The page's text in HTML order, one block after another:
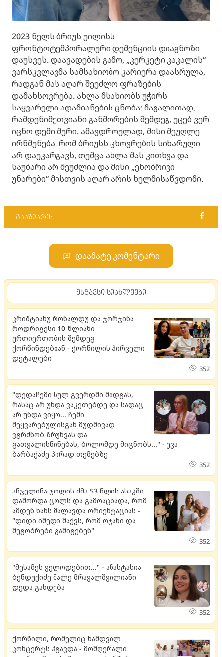
2023 წელს ბრიუს უილისს
ფრონტოტემპორალური დემენციის დიაგნოზი
დაუსვეს. დაავადების გამო, „კერკეტი კაკალის“
ვარსკვლავმა სამსახიობო კარიერა დაასრულა,
რადგან მას აღარ შეეძლო ფრაზების
დამახსოვრება. ახლა მსახიობს უჭირს
საყვარელი ადამიანების ცნობა: მაგალითად,
რამდენიმეთვიანი განშორების შემდეგ, უცებ ვერ
იცნო დემი მური. ამავდროულად, მისი მეუღლე
ირწმუნება, რომ ბრიუსს ცხოვრების სიხარული
არ დაუკარგავს, თუმცა ახლა მას კითხვა და
საუბარი არ შეუძლია და მისი „ენობრივი
უნარები“ მისთვის აღარ არის ხელმისაწვდომი.
გააზიარე:
დაამატე კომენტარი
მსგავსი სიახლეები
კრიშტიანუ რონალდუ და ჯორჯინა
როდრიგესი 10-წლიანი
ურთიერთობის შემდეგ
ქორწინდებიან - ქორწილის პირველი
დეტალები
352
"დედაჩემი სულ გვერდში მიდგას,
რასაც არ უნდა ვაკეთებდე და სადაც
არ უნდა ვიყო... ჩემი
შეყვარებულისგან მუდმივად
ვგრძნობ ზრუნვას და
გათვალისწინებას, ბოლომდე მიცნობს..." - ევა
ბარბაქაძე პირად თემებზე
352
ანჯელინა ჯოლის ძმა 53 წლის ასაკში
დაშორდა ცოლს და გამოაცხადა, რომ
ამდენ ხანს მალავდა ორიენტაციას -
"დიდი იმედი მაქვს, რომ ოჯახი და
მეგობრები გამიგებენ"
352
"მესამეს ველოდებით..." - ანასტასია
ბენდუქიძე მალე მრავალშვილიანი
დედა გახდება
352
ქორწილი, რომელიც ნამდვილ
კონცერტს ჰგავდა - მომღერალი